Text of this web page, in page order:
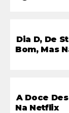
Dia D, De
Bom, Mas
A Doce
Na Netflix